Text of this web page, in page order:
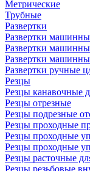
Метрические
Трубные
Развертки
Развертки
Развертки
Развертки
Развертки ручные
Резцы
Резцы канавочные
Резцы отрезные
Резцы подрезные
Резцы проходные
Резцы проходные
Резцы проходные
Резцы расточные
Резцы резьбовые